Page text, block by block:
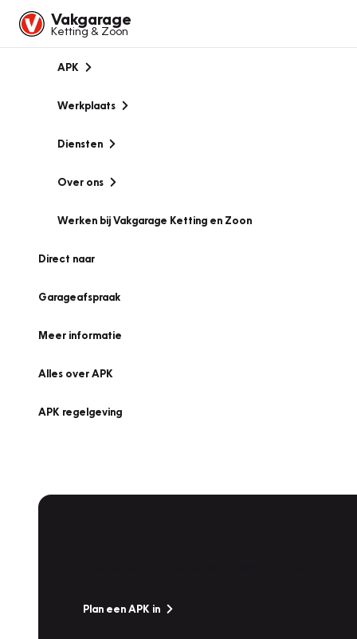
Vakgarage
Ketting & Zoon
APK
Werkplaats
Diensten
Over ons
Werken bij Vakgarage Ketting en Zoon
Direct naar
Garageafspraak
Meer informatie
Alles over APK
APK regelgeving
Plan een APK in